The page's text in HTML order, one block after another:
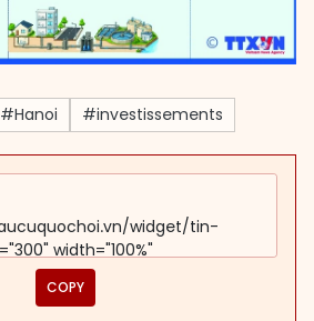
#Hanoi #investissements
COPY